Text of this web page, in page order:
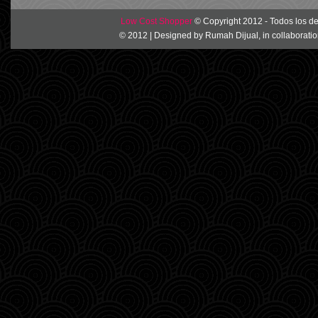
Low Cost Shopper © Copyright 2012 - Todos los
© 2012 | Designed by Rumah Dijual , in